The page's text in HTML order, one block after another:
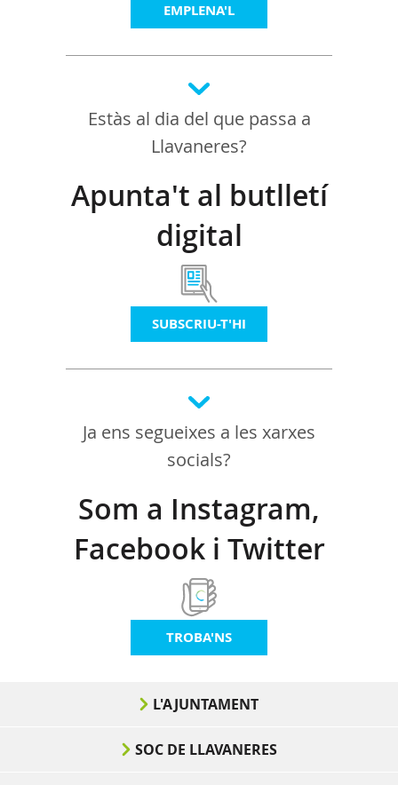
EMPLENA'L
Estàs al dia del que passa a
Llavaneres?
Apunta't al butlletí
digital
SUBSCRIU-T'HI
Ja ens segueixes a les xarxes
socials?
Som a Instagram,
Facebook i Twitter
TROBA'NS
L'AJUNTAMENT
SOC DE LLAVANERES